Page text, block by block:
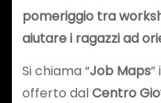
pomeriggio tra
aiutare i ragazzi ad
Si chiama “Job Maps
offerto dalCentro